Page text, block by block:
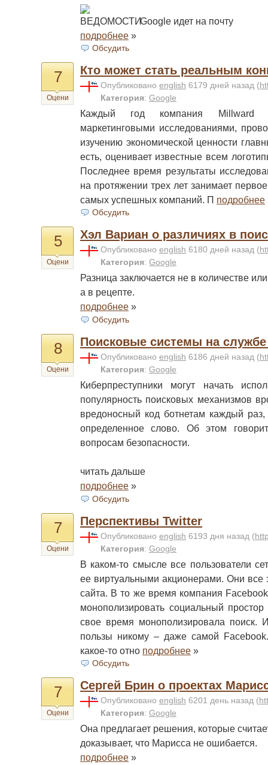
Google идет на почту
подробнее »
Обсудить
7
Оцени
Кто может стать реальным
Опубликовано english 6179 дней назад (
Категория: Google
Каждый год компания Millward
маркетинговыми исследованиями,
изучению экономической ценности
есть, оценивает известные всем
Последнее время результаты
на протяжении трех лет занимает
самых успешных компаний. П подробнее
Обсудить
5
Оцени
Хэл Вариан о различиях в
Опубликовано english 6180 дней назад (
Категория: Google
Разница заключается не в количестве
а в рецепте.
подробнее »
Обсудить
8
Оцени
Поисковые системы на службе
Опубликовано english 6186 дней назад (
Категория: Google
Киберпреступники могут начать
популярность поисковых механизмов
вредоносный код ботнетам каждый раз,
определенное слово. Об этом
вопросам безопасности.
читать дальше
подробнее »
Обсудить
7
Оцени
Перспективы Twitter
Опубликовано english 6193 дня назад (
Категория: Google
В каком-то смысле все пользователи
ее виртуальными акционерами. Они все
сайта. В то же время компания
монополизировать социальный
свое время монополизировала поиск.
пользы никому – даже самой
какое-то отно подробнее »
Обсудить
7
Оцени
Сергей Брин о проектах
Опубликовано english 6201 день назад (
Категория: Google
Она предлагает решения, которые
доказывает, что Марисса не ошибается.
подробнее »